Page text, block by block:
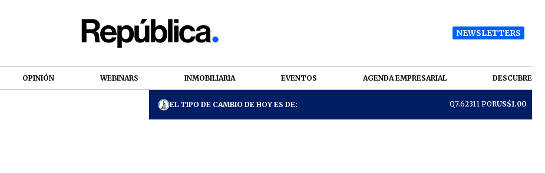
NEWSLETTERS
OPINIÓN WEBINARS INMOBILIARIA EVENTOS AGENDA EMPRESARIAL DESCUBRE
EL TIPO DE CAMBIO DE HOY ES DE: Q7.62311 PORUS$1.00